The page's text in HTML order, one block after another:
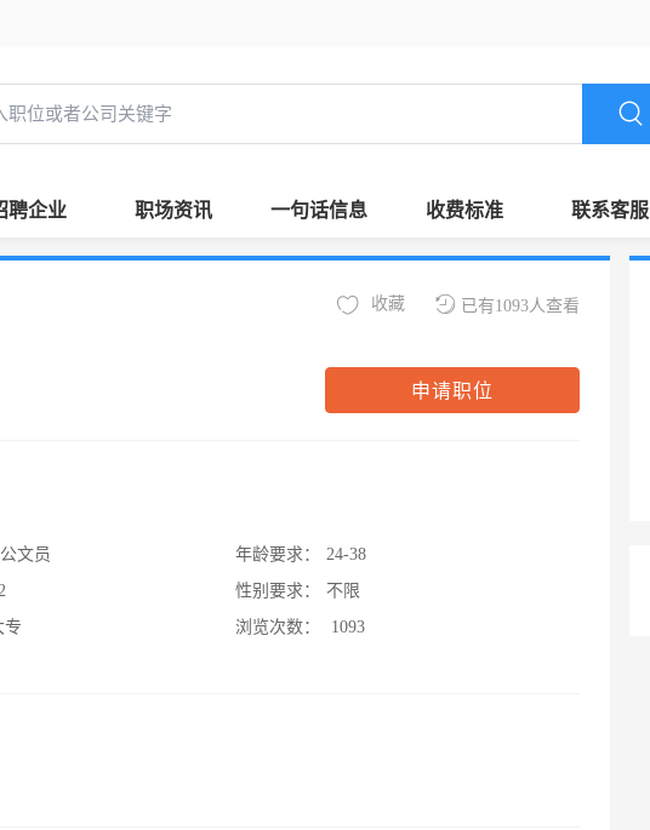
聘企业 职场资讯 一句话信息 收费标准 联系客服
已有1093人查看
收藏
申请职位
文员
专
年龄要求：
24-38
性别要求：
不限
浏览次数：
1093